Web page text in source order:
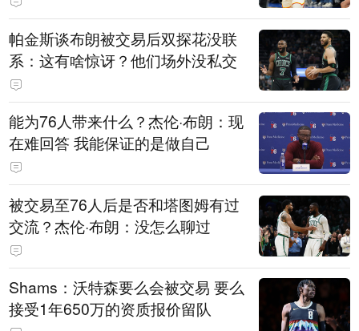
帕金斯谈布朗被交易后双探花没联
系：这有啥惊讶？他们场外没私交
能为76人带来什么？杰伦·布朗：现
在难回答 我能保证的是做自己
被交易至76人后是否和塔图姆有过
交流？杰伦·布朗：没怎么聊过
Shams：沃特森要么会被交易 要么
接受1年650万的资质报价留队